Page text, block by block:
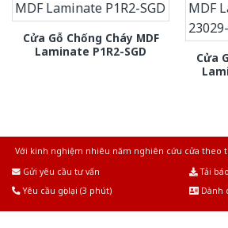
Cửa Gỗ Chống Cháy MDF
Laminate P1R2-SGD
Cửa
Với kinh nghiệm nhiêu năm nghiên cứu cửa theo
Gửi yêu cầu tư vấn
Tải
Yêu cầu gọi lại (3 phút)
Dành